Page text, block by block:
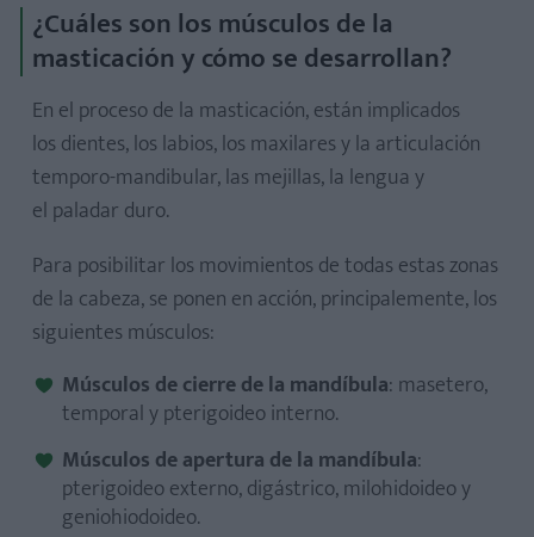
¿Cuáles son los músculos de la
masticación y cómo se desarrollan?
En el proceso de la masticación, están implicados
los dientes, los labios, los maxilares y la articulación
temporo-mandibular, las mejillas, la lengua y
el paladar duro.
Para posibilitar los movimientos de todas estas zonas
de la cabeza, se ponen en acción, principalemente, los
siguientes músculos:
Músculos de cierre de la mandíbula: masetero,
temporal y pterigoideo interno.
Músculos de apertura de la mandíbula:
pterigoideo externo, digástrico, milohidoideo y
geniohiodoideo.